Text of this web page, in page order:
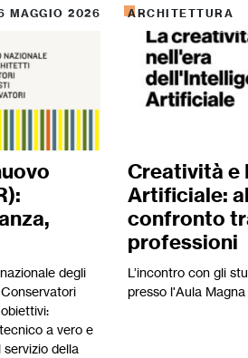
MAGGIO 2026
degli
a vero e
della
ARCHITETTURA
Creatività e
Artificiale:
confronto
professioni
L’incontro con gli
presso l'Aula